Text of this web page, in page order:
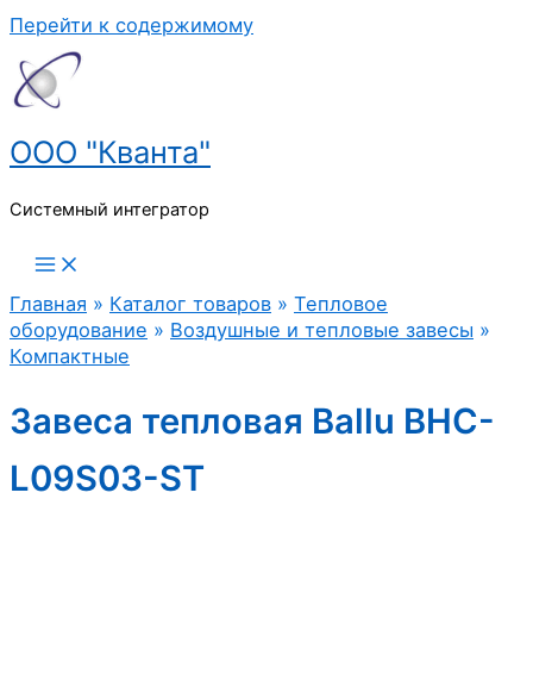
Перейти к содержимому
ООО "Кванта"
Системный интегратор
Главная » Каталог товаров » Тепловое
оборудование » Воздушные и тепловые завесы »
Компактные
Завеса тепловая Ballu BHC-
L09S03-ST